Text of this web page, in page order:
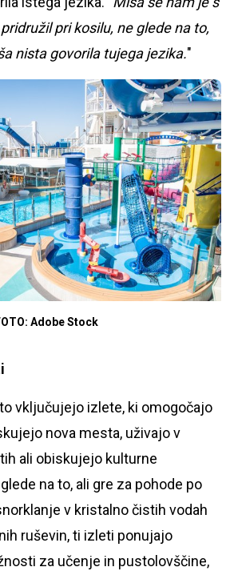
pri kosilu, ne glede na to,
nista govorila tujega jezika."
Adobe Stock
vključujejo izlete, ki omogočajo
nova mesta, uživajo v
ali obiskujejo kulturne
na to, ali gre za pohode po
v kristalno čistih vodah
ruševin, ti izleti ponujajo
za učenje in pustolovščine,